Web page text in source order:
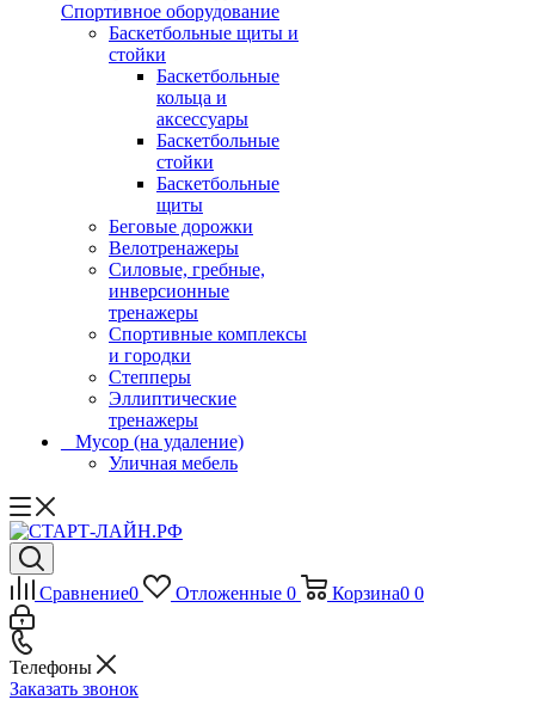
Спортивное оборудование
Баскетбольные щиты и
стойки
Баскетбольные
кольца и
аксессуары
Баскетбольные
стойки
Баскетбольные
щиты
Беговые дорожки
Велотренажеры
Силовые, гребные,
инверсионные
тренажеры
Спортивные комплексы
и городки
Степперы
Эллиптические
тренажеры
_ Мусор (на удаление)
Уличная мебель
Сравнение0 Отложенные 0 Корзина0 0
Телефоны
Заказать звонок